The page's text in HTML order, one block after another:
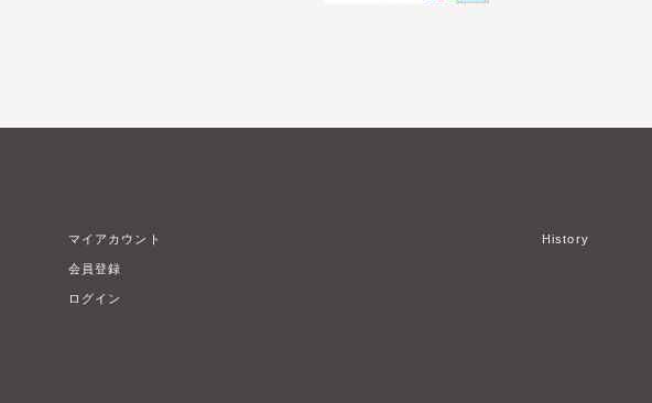
マイアカウント
会員登録
ログイン
History